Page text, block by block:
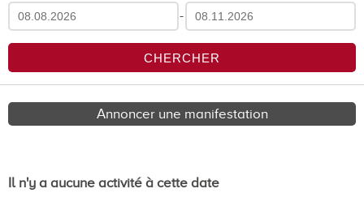
-
Annoncer une manifestation
Il n'y a aucune activité à cette date